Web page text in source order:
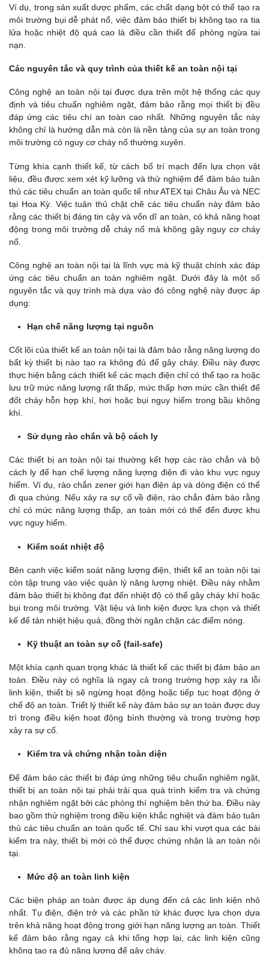
Ví dụ, trong sản xuất dược phẩm, các chất dạng bột có thể tạo ra
môi trường bụi dễ phát nổ, việc đảm bảo thiết bị không tạo ra tia
lửa hoặc nhiệt độ quá cao là điều cần thiết để phòng ngừa tai
nạn.
Các nguyên tắc và quy trình của thiết kế an toàn nội tại
Công nghệ an toàn nội tại được dựa trên một hệ thống các quy
định và tiêu chuẩn nghiêm ngặt, đảm bảo rằng mọi thiết bị đều
đáp ứng các tiêu chí an toàn cao nhất. Những nguyên tắc này
không chỉ là hướng dẫn mà còn là nền tảng của sự an toàn trong
môi trường có nguy cơ cháy nổ thường xuyên.
Từng khía cạnh thiết kế, từ cách bố trí mạch đến lựa chọn vật
liệu, đều được xem xét kỹ lưỡng và thử nghiệm để đảm bảo tuân
thủ các tiêu chuẩn an toàn quốc tế như ATEX tại Châu Âu và NEC
tại Hoa Kỳ. Việc tuân thủ chặt chẽ các tiêu chuẩn này đảm bảo
rằng các thiết bị đáng tin cậy và vốn dĩ an toàn, có khả năng hoạt
động trong môi trường dễ cháy nổ mà không gây nguy cơ cháy
nổ.
Công nghệ an toàn nội tại là lĩnh vực mà kỹ thuật chính xác đáp
ứng các tiêu chuẩn an toàn nghiêm ngặt. Dưới đây là một số
nguyên tắc và quy trình mà dựa vào đó công nghệ này được áp
dụng:
Hạn chế năng lượng tại nguồn
Cốt lõi của thiết kế an toàn nội tại là đảm bảo rằng năng lượng do
bất kỳ thiết bị nào tạo ra không đủ để gây cháy. Điều này được
thực hiện bằng cách thiết kế các mạch điện chỉ có thể tạo ra hoặc
lưu trữ mức năng lượng rất thấp, mức thấp hơn mức cần thiết để
đốt cháy hỗn hợp khí, hơi hoặc bụi nguy hiểm trong bầu không
khí.
Sử dụng rào chắn và bộ cách ly
Các thiết bị an toàn nội tại thường kết hợp các rào chắn và bộ
cách ly để hạn chế lượng năng lượng điện đi vào khu vực nguy
hiểm. Ví dụ, rào chắn zener giới hạn điện áp và dòng điện có thể
đi qua chúng. Nếu xảy ra sự cố về điện, rào chắn đảm bảo rằng
chỉ có mức năng lượng thấp, an toàn mới có thể đến được khu
vực nguy hiểm.
Kiểm soát nhiệt độ
Bên cạnh việc kiểm soát năng lượng điện, thiết kế an toàn nội tại
còn tập trung vào việc quản lý năng lượng nhiệt. Điều này nhằm
đảm bảo thiết bị không đạt đến nhiệt độ có thể gây cháy khí hoặc
bụi trong môi trường. Vật liệu và linh kiện được lựa chọn và thiết
kế để tản nhiệt hiệu quả, đồng thời ngăn chặn các điểm nóng.
Kỹ thuật an toàn sự cố (fail-safe)
Một khía cạnh quan trọng khác là thiết kế các thiết bị đảm bảo an
toàn. Điều này có nghĩa là ngay cả trong trường hợp xảy ra lỗi
linh kiện, thiết bị sẽ ngừng hoạt động hoặc tiếp tục hoạt động ở
chế độ an toàn. Triết lý thiết kế này đảm bảo sự an toàn được duy
trì trong điều kiện hoạt động bình thường và trong trường hợp
xảy ra sự cố.
Kiểm tra và chứng nhận toàn diện
Để đảm bảo các thiết bị đáp ứng những tiêu chuẩn nghiêm ngặt,
thiết bị an toàn nội tại phải trải qua quá trình kiểm tra và chứng
nhận nghiêm ngặt bởi các phòng thí nghiệm bên thứ ba. Điều này
bao gồm thử nghiệm trong điều kiện khắc nghiệt và đảm bảo tuân
thủ các tiêu chuẩn an toàn quốc tế. Chỉ sau khi vượt qua các bài
kiểm tra này, thiết bị mới có thể được chứng nhận là an toàn nội
tại.
Mức độ an toàn linh kiện
Các biện pháp an toàn được áp dụng đến cả các linh kiện nhỏ
nhất. Tụ điện, điện trở và các phần tử khác được lựa chọn dựa
trên khả năng hoạt động trong giới hạn năng lượng an toàn. Thiết
kế đảm bảo rằng ngay cả khi tổng hợp lại, các linh kiện cũng
không tạo ra đủ năng lượng để gây cháy.